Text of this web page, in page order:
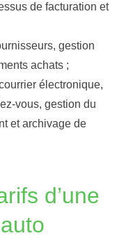
de facturation et
gestion
achats ;
électronique,
vous, gestion du
et archivage de
d’une